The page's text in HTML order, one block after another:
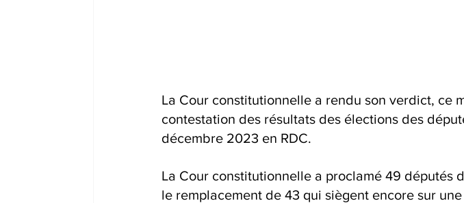
La Cour constitutionnelle a rendu son verdict, ce
contestation des résultats des élections des
décembre 2023 en RDC.
La Cour constitutionnelle a proclamé 49 députés
le remplacement de 43 qui siègent encore sur